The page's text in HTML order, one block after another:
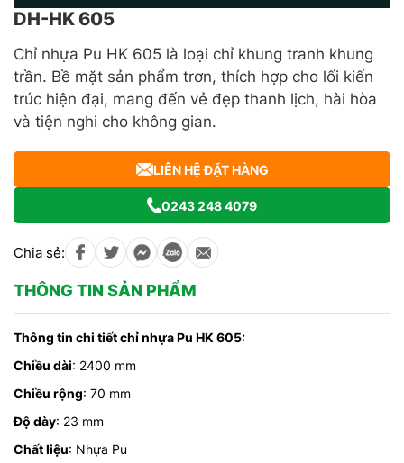
DH-HK 605
Chỉ nhựa Pu HK 605 là loại chỉ khung tranh khung
trần. Bề mặt sản phẩm trơn, thích hợp cho lối kiến
trúc hiện đại, mang đến vẻ đẹp thanh lịch, hài hòa
và tiện nghi cho không gian.
LIÊN HỆ ĐẶT HÀNG
0243 248 4079
Chia sẻ:
THÔNG TIN SẢN PHẨM
Thông tin chi tiết chỉ nhựa Pu HK 605:
Chiều dài: 2400 mm
Chiều rộng: 70 mm
Độ dày: 23 mm
Chất liệu: Nhựa Pu